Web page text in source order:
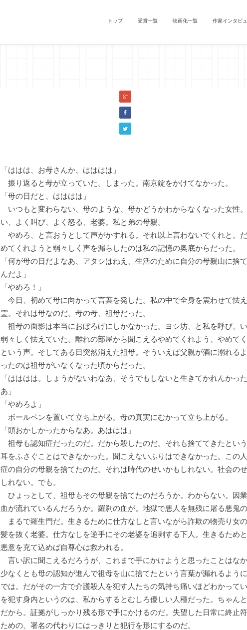
トップ 受賞一覧 映画化一覧 作家インタビ
『羅刹の子宮』柘榴木昴（『羅生門』）
「ははは、お母さんか、はははは」
振り返ると母が立っていた。しまった。南京錠をかけてなかった。
「母の日だと、はははは」
いつもと変わらない、母のような、母かどうかわからなくなった女性
い、よく叫び、よく怒る、老婆。私と弟の母親。
やめろ、と言おうとして声がかすれる。それ以上言わないでくれと。
めてくれようと弱々しく声を漏らしたのは私の記憶の奥底からだった。
「何が母の日だよなあ、アタシはねえ、生活のために自分の母親山に捨
んだよ」
「やめろ！」
今日、初めて母に向かって言葉を発した。私の中で全身を震わせて怯
霊。それは母なのだ。母の母、祖母だった。
祖母の面影は本当におぼろげにしかなかった。ヨシ坊、と私を呼び、
弱々しく怯えていた。離れの部屋から聞こえるやめてくれよう、やめて
という声。そしてある日突然消えた祖母。そういえば父親が酒に溺れる
ったのは祖母がいなくなった頃からだった。
「はははは。しょうがないわなあ、そうでもしないと生きてかれんかっ
あ」
「やめろよ」
ボールペンを置いて立ち上がる。母の真実にむかって立ち上がる。
「頭おかしかったからなあ。あははは」
祖母も認知症だったのだ。だから殺したのだ。それも捨ててきたとい
耳をふさぐことはできなかった。聞こえないふりはできなかった。この
症の自分の母親を捨てたのだ。それは時代のせいかもしれない。社会の
しれない。でも。
ひょっとして、祖母もその母親を捨てたのだろうか。わからない。因
血が流れているんだろうか。羅刹の血が。地獄で悪人を無残に屠る悪鬼
まるで羅生門だ。生きるために仕方なしと言いながら詐欺の物売り女
髪を抜く老婆。仕方なしを逆手にその老婆を追剥する下人。生きるため
悪意を充て込めば自尊心は救われる。
言い訳に聞こえるだろうが、これまで手にかけようと思ったことはな
少なくとも母の認知が進んで祖母を山に捨てたという言葉が漏れるよう
では。だがその一方で介護殺人を犯す人たちの気持ち痛いほどわかって
を犯す身内というのは、私からするとむしろ優しい人種だった。ちゃん
だから。証拠がしっかり残る形で手にかけるのだ。失望した日常に終止
ための、署名の代わりにはっきりと犯行を形にするのだ。